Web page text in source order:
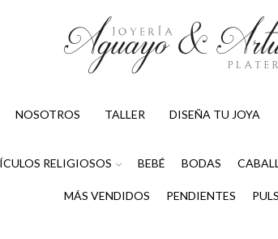
NOSOTROS TALLER DISEÑA TU JOYA
RELIGIOSOS BEBÉ BODAS
MÁS VENDIDOS PENDIENTES